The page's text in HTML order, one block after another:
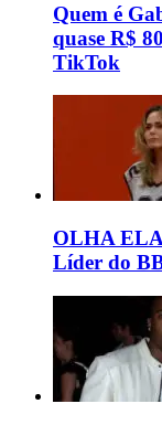
Quem é
quase R$
TikTok
OLHA
Líder do